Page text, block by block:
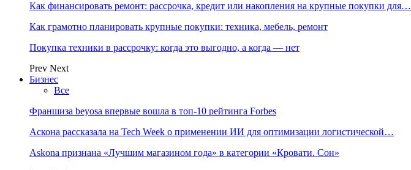
Как финансировать ремонт: рассрочка, кредит или накопления на крупные покупки для…
Как грамотно планировать крупные покупки: техника, мебель, ремонт
Покупка техники в рассрочку: когда это выгодно, а когда — нет
Prev Next
Бизнес
Все
Франшиза beyosa впервые вошла в топ-10 рейтинга Forbes
Аскона рассказала на Tech Week о применении ИИ для оптимизации логистической…
Askona признана «Лучшим магазином года» в категории «Кровати. Сон»